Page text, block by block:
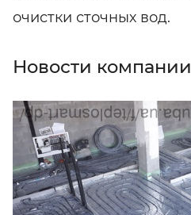
очистки сточных вод.
Новости компании